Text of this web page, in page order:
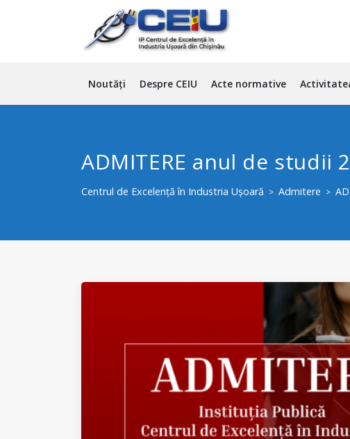
Noutăți Despre CEIU Acte normative
ADMITERE anul de studii
Centrul de Excelență în Industria Ușoară > Admitere >